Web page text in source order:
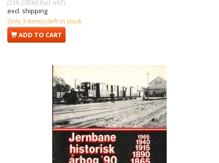
(239,20DKK Excl. VAT)
excl. shipping
Only 3 item(s) left in stock
ADD TO CART